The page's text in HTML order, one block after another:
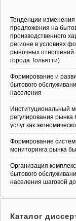
Тенденции изменения
предложения на
производственного
регионе в условиях
рыночных отношений
города Тольятти)
Формирование и
бытового
населения
Институциональный
регулирования рынка
услуг как
Формирование
мониторинга рынка
Организация
бытового
населения шаговой
Каталог